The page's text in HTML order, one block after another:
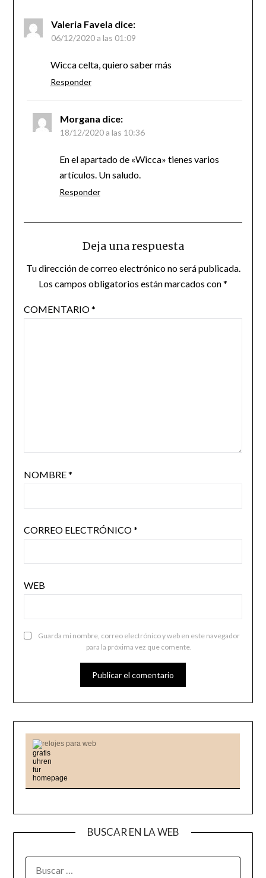
Valeria Favela dice:
06/12/2020 a las 01:09
Wicca celta, quiero saber más
Responder
Morgana dice:
18/12/2020 a las 10:36
En el apartado de «Wicca» tienes varios
artículos. Un saludo.
Responder
Deja una respuesta
Tu dirección de correo electrónico no será publicada.
Los campos obligatorios están marcados con*
COMENTARIO*
NOMBRE*
CORREO ELECTRÓNICO*
WEB
Guarda mi nombre, correo electrónico y web en este navegador
para la próxima vez que comente.
relojes para web
BUSCAR EN LA WEB